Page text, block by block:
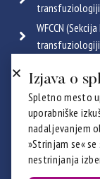
WFCCN
ICRN (Sekcija
Poglej vse
Certifikati
Izjava o
Spletno mesto
uporabniške
nadaljevanjem
»Strinjam se«
nestrinjanja